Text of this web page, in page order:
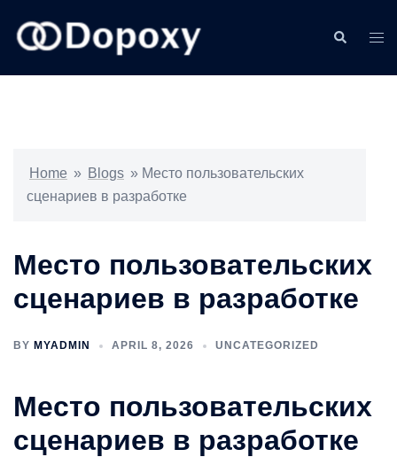
content
Search
Home » Blogs » Место пользовательских
сценариев в разработке
Место пользовательских
сценариев в разработке
BY MYADMIN APRIL 8, 2026 UNCATEGORIZED
Место пользовательских
сценариев в разработке